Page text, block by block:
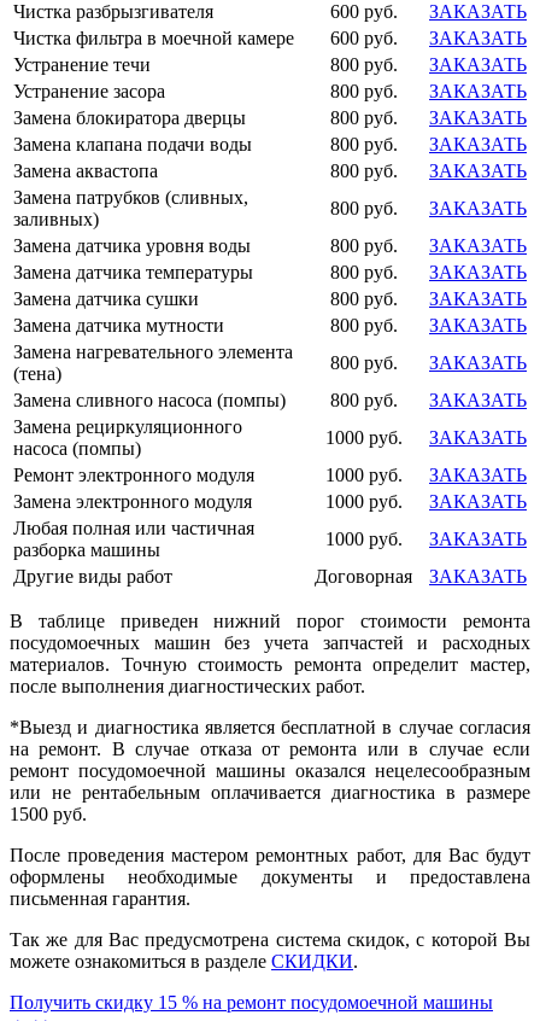
Чистка разбрызгивателя
600 руб.
ЗАКАЗАТЬ
Чистка фильтра в моечной камере
600 руб.
ЗАКАЗАТЬ
Устранение течи
800 руб.
ЗАКАЗАТЬ
Устранение засора
800 руб.
ЗАКАЗАТЬ
Замена блокиратора дверцы
800 руб.
ЗАКАЗАТЬ
Замена клапана подачи воды
800 руб.
ЗАКАЗАТЬ
Замена аквастопа
800 руб.
ЗАКАЗАТЬ
Замена патрубков (сливных,
заливных)
800 руб.
ЗАКАЗАТЬ
Замена датчика уровня воды
800 руб.
ЗАКАЗАТЬ
Замена датчика температуры
800 руб.
ЗАКАЗАТЬ
Замена датчика сушки
800 руб.
ЗАКАЗАТЬ
Замена датчика мутности
800 руб.
ЗАКАЗАТЬ
Замена нагревательного элемента
(тена)
800 руб.
ЗАКАЗАТЬ
Замена сливного насоса (помпы)
800 руб.
ЗАКАЗАТЬ
Замена рециркуляционного
насоса (помпы)
1000 руб.
ЗАКАЗАТЬ
Ремонт электронного модуля
1000 руб.
ЗАКАЗАТЬ
Замена электронного модуля
1000 руб.
ЗАКАЗАТЬ
Любая полная или частичная
разборка машины
1000 руб.
ЗАКАЗАТЬ
Другие виды работ
Договорная ЗАКАЗАТЬ
В таблице приведен нижний порог стоимости ремонта
посудомоечных машин без учета запчастей и расходных
материалов. Точную стоимость ремонта определит мастер,
после выполнения диагностических работ.
*Выезд и диагностика является бесплатной в случае согласия
на ремонт. В случае отказа от ремонта или в случае если
ремонт посудомоечной машины оказался нецелесообразным
или не рентабельным оплачивается диагностика в размере
1500 руб.
После проведения мастером ремонтных работ, для Вас будут
оформлены необходимые документы и предоставлена
письменная гарантия.
Так же для Вас предусмотрена система скидок, с которой Вы
можете ознакомиться в разделе СКИДКИ.
Получить скидку 15 % на ремонт посудомоечной машины